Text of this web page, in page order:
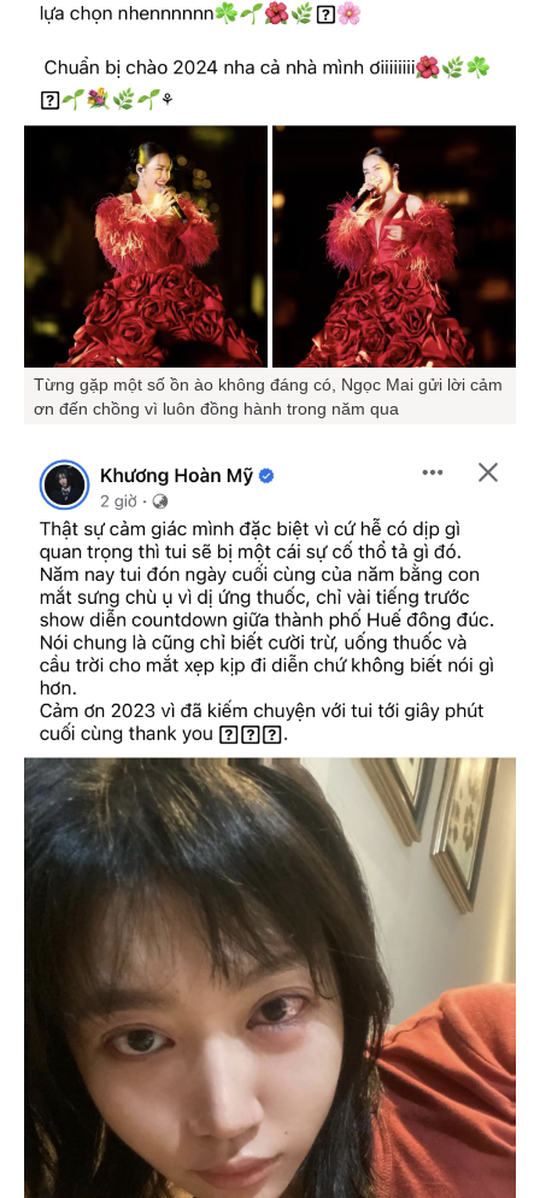
Từng gặp một số ồn ào không đáng có, Ngọc Mai gửi lời cảm
ơn đến chồng vì luôn đồng hành trong năm qua